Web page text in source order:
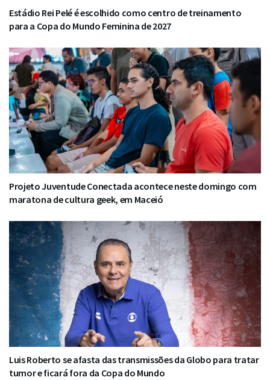
Estádio Rei Pelé é escolhido como centro de treinamento
para a Copa do Mundo Feminina de 2027
Projeto Juventude Conectada acontece neste domingo com
maratona de cultura geek, em Maceió
Luis Roberto se afasta das transmissões da Globo para tratar
tumor e ficará fora da Copa do Mundo